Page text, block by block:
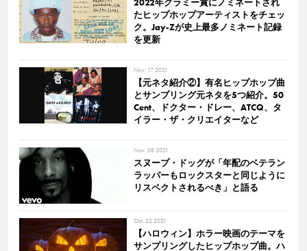
たヒップホップアーティストをチェッ
ク。Jay-Zが史上最多ノミネート記録
を更新
Nov. 17 2021
【元ネタ紹介②】有名ヒップホップ曲
とサンプリング元ネタを5つ紹介。50
Cent、ドクター・ドレー、ATCQ、タ
イラー・ザ・クリエイターなど
Nov. 08 2021
スヌープ・ドッグが「年配のベテラン
ラッパーもロックスターと同じように
リスペクトされるべき」と語る
Oct. 22 2021
【ハロウィン】ホラー映画のテーマを
サンプリングしたヒップホップ曲。ハ